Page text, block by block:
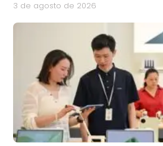
3 de agosto de 2026